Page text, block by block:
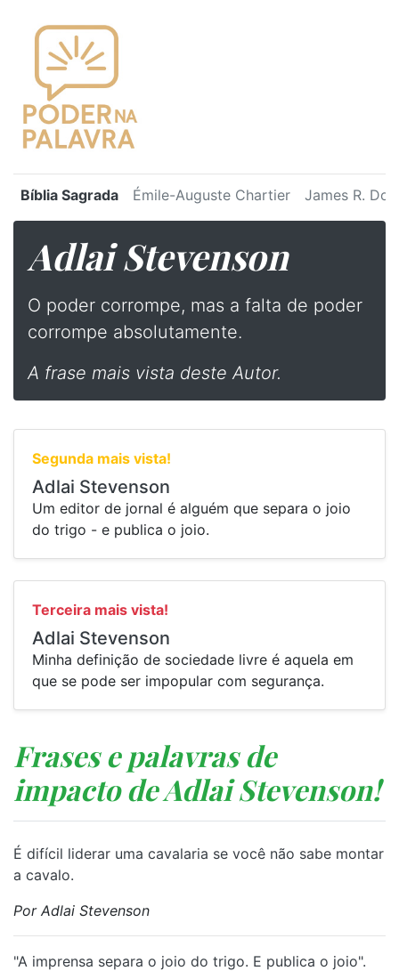
Bíblia Sagrada Émile-Auguste Chartier James R.
Adlai Stevenson
O poder corrompe, mas a falta de poder
corrompe absolutamente.
A frase mais vista deste Autor.
Segunda mais vista!
Adlai Stevenson
Um editor de jornal é alguém que separa o joio
do trigo - e publica o joio.
Terceira mais vista!
Adlai Stevenson
Minha definição de sociedade livre é aquela em
que se pode ser impopular com segurança.
Frases e palavras de
impacto de Adlai Stevenson!
É difícil liderar uma cavalaria se você não sabe montar
a cavalo.
Por Adlai Stevenson
"A imprensa separa o joio do trigo. E publica o joio".